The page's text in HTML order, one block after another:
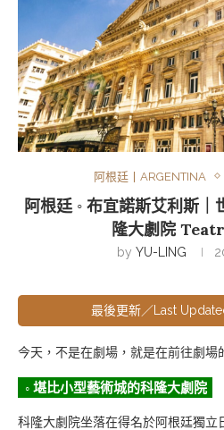
阿根廷丨ARGENTINA
阿根廷 ◦ 布宜諾斯艾利斯
隆大劇院
by YU-LING
最後更新／Last
今天，不是在劇場，就是在前往劇場
◦ 堪比小型藝術城的科隆大劇院
科隆大劇院坐落在得名於阿根廷獨立